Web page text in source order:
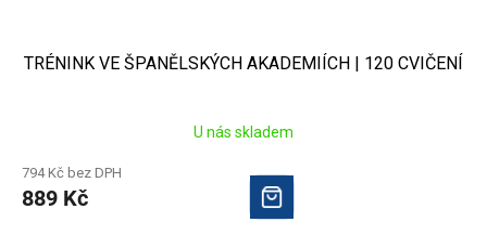
TRÉNINK VE ŠPANĚLSKÝCH AKADEMIÍCH | 120 CVIČENÍ
U nás skladem
794 Kč bez DPH
889 Kč